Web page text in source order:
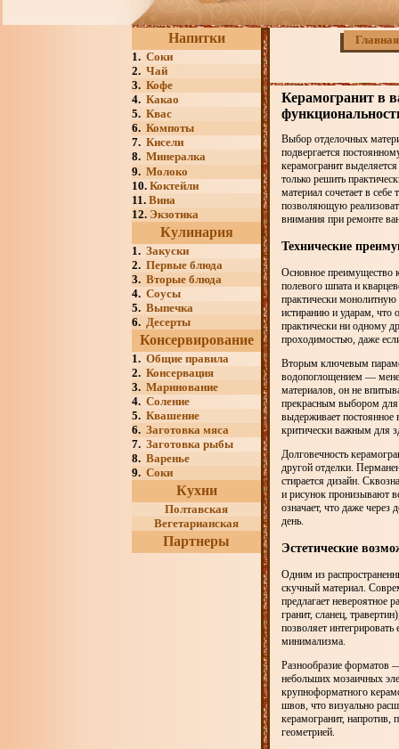
Напитки
1. Соки
2. Чай
3. Кофе
4. Какао
5. Квас
6. Компоты
7. Кисели
8. Минералка
9. Молоко
10. Коктейли
11. Вина
12. Экзотика
Кулинария
1. Закуски
2. Первые блюда
3. Вторые блюда
4. Соусы
5. Выпечка
6. Десерты
Консервирование
1. Общие правила
2. Консервация
3. Маринование
4. Соление
5. Квашение
6. Заготовка мяса
7. Заготовка рыбы
8. Варенье
9. Соки
Кухни
Полтавская
Вегетарианская
Партнеры
Главная
Керамогранит в
Выбор отделочных
подвергается
керамогранит
только решить
материал сочетает в
позволяющую
внимания при ремонте
Технические
Основное преимущество
полевого шпата и
практически монолитную
истиранию и ударам, что
практически ни одному
проходимостью, даже
Вторым ключевым
водопоглощением —
материалов, он не
прекрасным выбором для
выдерживает постоянное
критически важным для
Долговечность
другой отделки.
стирается дизайн.
и рисунок пронизывают
означает, что даже через
день.
Эстетические
Одним из
скучный материал.
предлагает невероятное
гранит, сланец,
позволяет
минимализма.
Разнообразие форматов
небольших мозаичных
крупноформатного
швов, что визуально
керамогранит, напротив,
геометрией.